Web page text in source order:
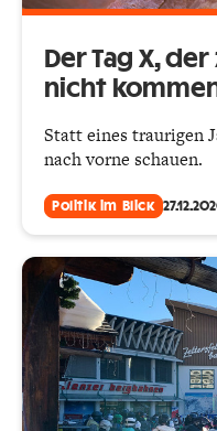
Der Tag X,
nicht
Statt eines traurigen
nach vorne schauen.
Politik im Blick